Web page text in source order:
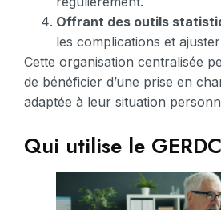
Offrant des outils
les complications et
Cette organisation centralisée
de bénéficier d’une prise en
adaptée à leur situation
Qui utilise le